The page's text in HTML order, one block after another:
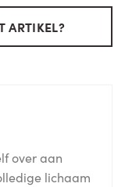
ARTIKEL?
over aan
lichaam